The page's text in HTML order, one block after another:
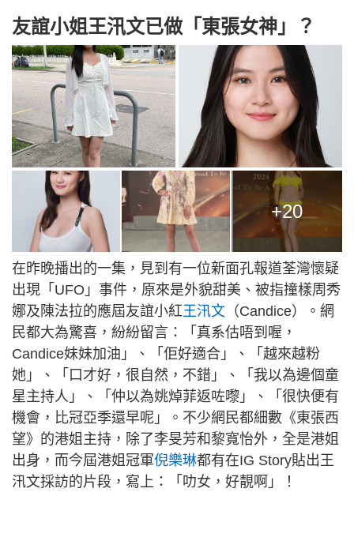
友誼小姐王汛文已做「東張女神」？
+20
在昨晚播出的一集，見到有一位新面孔報道荃灣懷疑
出現「UFO」事件，原來是外貌甜美、被指撞樣周秀
娜及陳法拉的應屆友誼小紅王汛文 （Candice）。網
民都大為驚喜，紛紛留言：「真系估唔到喔，
Candice妹妹加油」、「佢好適合」、「越來越粉
她」、「口才好，很自然，不錯」、「我以為邊個童
星主持人」、「仲以為姚焯菲返咗嚟」、「很快便有
機會，比冠亞季還早呢」。不少網民都細數《東張西
望》的港姐主持，除了李旻芳和黎寬怡外，全是港姐
出身，而今屆港姐冠軍倪樂琳都有在IG Story貼出王
汛文採訪的片段，寫上：「叻女，好靚啊」！